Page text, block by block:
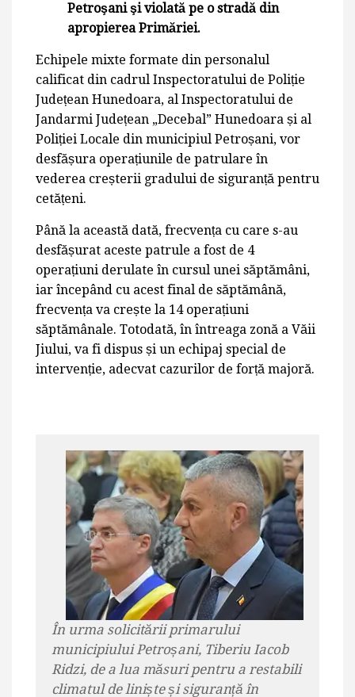
Petroşani şi violată pe o stradă din
apropierea Primăriei.
Echipele mixte formate din personalul
calificat din cadrul Inspectoratului de Poliție
Județean Hunedoara, al Inspectoratului de
Jandarmi Județean „Decebal” Hunedoara și al
Poliției Locale din municipiul Petroșani, vor
desfășura operațiunile de patrulare în
vederea creșterii gradului de siguranță pentru
cetățeni.
Până la această dată, frecvența cu care s-au
desfășurat aceste patrule a fost de 4
operațiuni derulate în cursul unei săptămâni,
iar începând cu acest final de săptămână,
frecvența va crește la 14 operațiuni
săptămânale. Totodată, în întreaga zonă a Văii
Jiului, va fi dispus și un echipaj special de
intervenție, adecvat cazurilor de forță majoră.
În urma solicitării primarului
municipiului Petroșani, Tiberiu Iacob
Ridzi, de a lua măsuri pentru a restabili
climatul de liniște și siguranță în